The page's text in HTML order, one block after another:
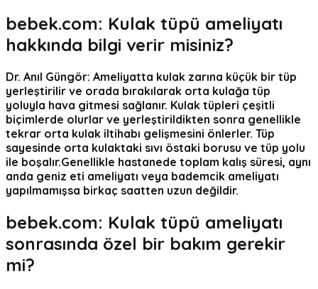
bebek.com: Kulak tüpü ameliyatı
hakkında bilgi verir misiniz?
Dr. Anıl Güngör: Ameliyatta kulak zarına küçük bir tüp
yerleştirilir ve orada bırakılarak orta kulağa tüp
yoluyla hava gitmesi sağlanır. Kulak tüpleri çeşitli
biçimlerde olurlar ve yerleştirildikten sonra genellikle
tekrar orta kulak iltihabı gelişmesini önlerler. Tüp
sayesinde orta kulaktaki sıvı östaki borusu ve tüp yolu
ile boşalır.Genellikle hastanede toplam kalış süresi, aynı
anda geniz eti ameliyatı veya bademcik ameliyatı
yapılmamışsa birkaç saatten uzun değildir.
bebek.com: Kulak tüpü ameliyatı
sonrasında özel bir bakım gerekir
mi?